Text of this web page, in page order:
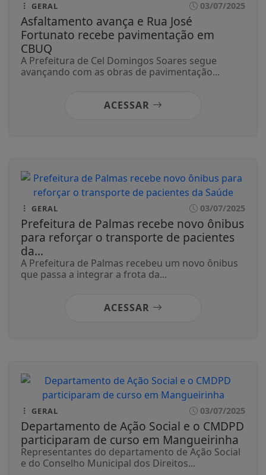
GERAL 03/07/2025
Asfaltamento avança e Rua José
Fortunato recebe pavimentação em
CBUQ
A Prefeitura de Cel Domingos Soares segue
avançando com as obras de pavimentação...
ACESSAR
GERAL 03/07/2025
Prefeitura de Palmas recebe novo ônibus
para reforçar o transporte de pacientes
da...
A Prefeitura de Palmas recebeu um novo ônibus
que passa a integrar a frota da...
ACESSAR
GERAL 03/07/2025
Departamento de Ação Social e o CMDPD
participaram de curso em Mangueirinha
Representantes do departamento de Ação Social
e do Conselho Municipal dos Direitos...